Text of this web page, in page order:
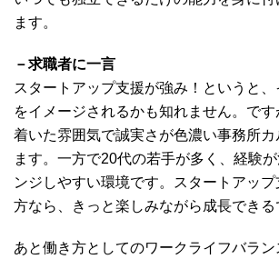
ます。
－求職者に一言
スタートアップ支援が強み！というと
をイメージされるかも知れません。で
着いた雰囲気で誠実さが色濃い事務所
ます。一方で20代の若手が多く、経験
ンジしやすい環境です。スタートアッ
方なら、きっと楽しみながら成長できる
あと働き方としてのワークライフバラ